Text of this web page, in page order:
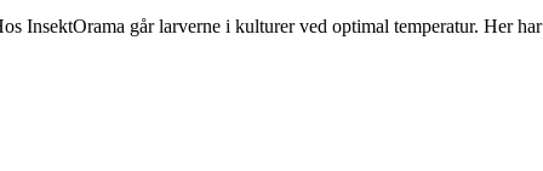
InsektOrama går larverne i kulturer ved optimal temperatur. Her